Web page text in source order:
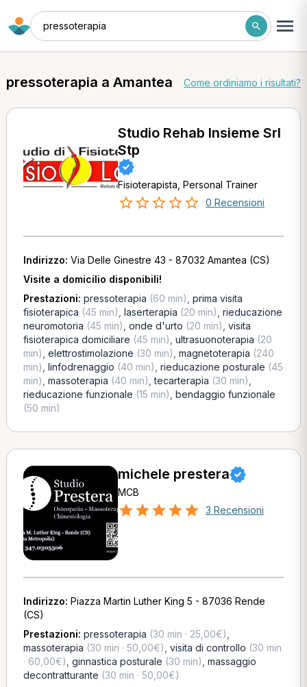
pressoterapia
pressoterapia a Amantea Come ordiniamo i risultati?
Studio Rehab Insieme Srl
Stp
Fisioterapista, Personal Trainer
0 Recensioni
Indirizzo: Via Delle Ginestre 43 - 87032 Amantea (CS)
Visite a domicilio disponibili!
Prestazioni: pressoterapia (60 min) prima visita
fisioterapica (45 min) laserterapia (20 min) rieducazione
neuromotoria (45 min) onde d'urto (20 min) visita
fisioterapica domiciliare (45 min) ultrasuonoterapia (20
min) elettrostimolazione (30 min) magnetoterapia (240
min) linfodrenaggio (40 min) rieducazione posturale (45
min) massoterapia (40 min) ,tecarterapia (30 min)
rieducazione funzionale (15 min) bendaggio funzionale
(50 min)
michele prestera
MCB
3 Recensioni
Indirizzo: Piazza Martin Luther King 5 - 87036 Rende
(CS)
Prestazioni: pressoterapia (30 min · 25,00€)
massoterapia (30 min · 50,00€) visita di controllo (30 min
· 60,00€) ginnastica posturale (30 min) massaggio
decontratturante (30 min · 50,00€)